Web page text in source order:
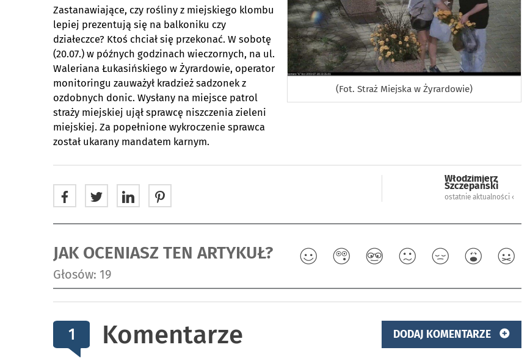
(Fot. Straż Miejska w Żyrardowie)
Zastanawiające, czy rośliny z miejskiego klombu
lepiej prezentują się na balkoniku czy
działeczce? Ktoś chciał się przekonać. W sobotę
(20.07.) w późnych godzinach wieczornych, na ul.
Waleriana Łukasińskiego w Żyrardowie, operator
monitoringu zauważył kradzież sadzonek z
ozdobnych donic. Wysłany na miejsce patrol
straży miejskiej ujął sprawcę niszczenia zieleni
miejskiej. Za popełnione wykroczenie sprawca
został ukarany mandatem karnym.
Włodzimierz
Szczepański
ostatnie aktualności ‹
JAK OCENIASZ TEN ARTYKUŁ?
Głosów: 19
1 Komentarze DODAJ KOMENTARZE